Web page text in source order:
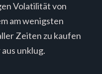
Volatilität von
am wenigsten
Zeiten zu kaufen
unklug.